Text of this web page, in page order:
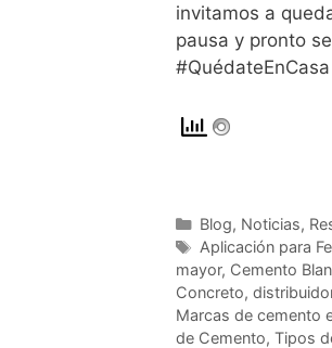
invitamos a
pausa y pronto
Blog, Noticias,
Aplicación para
mayor, Cemento
Concreto,
Marcas de cemento
de Cemento, Tipos